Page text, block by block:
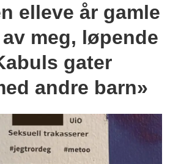
elleve år gamle
meg, løpende
gater
andre barn»